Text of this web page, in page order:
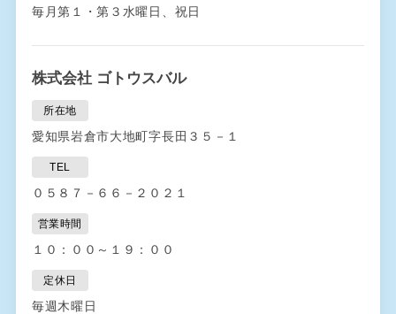
毎月第１・第３水曜日、祝日
株式会社 ゴトウスバル
所在地
愛知県岩倉市大地町字長田３５－１
TEL
０５８７－６６－２０２１
営業時間
１０：００～１９：００
定休日
毎週木曜日